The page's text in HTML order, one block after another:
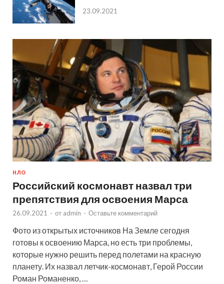
23.09.2021
НЛО
Российский космонавт назвал три
препятствия для освоения Марса
26.09.2021 - от admin - Оставьте комментарий
Фото из открытых источников На Земле сегодня
готовы к освоению Марса, но есть три проблемы,
которые нужно решить перед полетами на красную
планету. Их назвал летчик-космонавт, Герой России
Роман Романенко, …